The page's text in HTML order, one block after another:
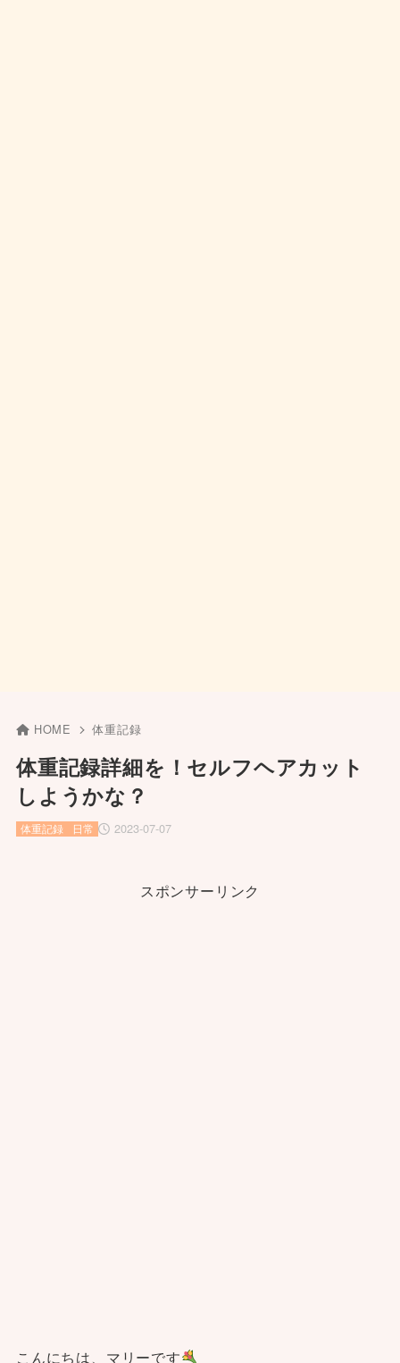
HOME 体重記録
体重記録詳細を！セルフヘアカット
しようかな？
2023-07-07
体重記録 日常
スポンサーリンク
こんにちは、マリーです